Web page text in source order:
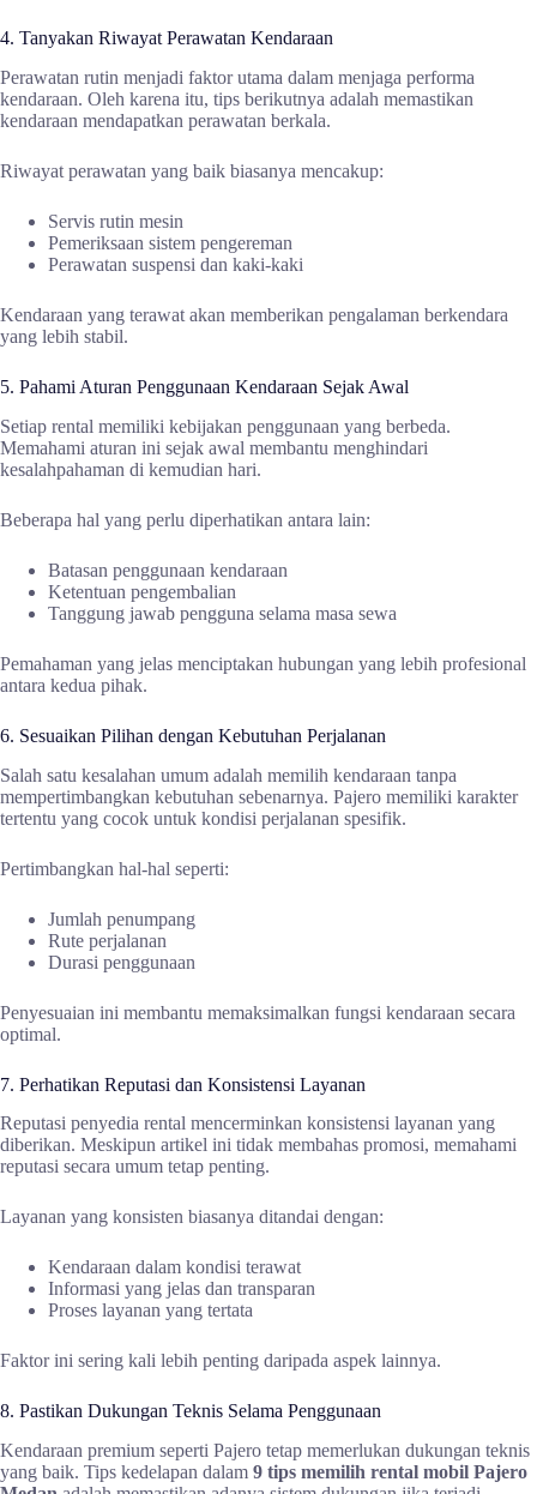
4. Tanyakan Riwayat Perawatan Kendaraan
Perawatan rutin menjadi faktor utama dalam menjaga performa
kendaraan. Oleh karena itu, tips berikutnya adalah memastikan
kendaraan mendapatkan perawatan berkala.
Riwayat perawatan yang baik biasanya mencakup:
Servis rutin mesin
Pemeriksaan sistem pengereman
Perawatan suspensi dan kaki-kaki
Kendaraan yang terawat akan memberikan pengalaman berkendara
yang lebih stabil.
5. Pahami Aturan Penggunaan Kendaraan Sejak Awal
Setiap rental memiliki kebijakan penggunaan yang berbeda.
Memahami aturan ini sejak awal membantu menghindari
kesalahpahaman di kemudian hari.
Beberapa hal yang perlu diperhatikan antara lain:
Batasan penggunaan kendaraan
Ketentuan pengembalian
Tanggung jawab pengguna selama masa sewa
Pemahaman yang jelas menciptakan hubungan yang lebih profesional
antara kedua pihak.
6. Sesuaikan Pilihan dengan Kebutuhan Perjalanan
Salah satu kesalahan umum adalah memilih kendaraan tanpa
mempertimbangkan kebutuhan sebenarnya. Pajero memiliki karakter
tertentu yang cocok untuk kondisi perjalanan spesifik.
Pertimbangkan hal-hal seperti:
Jumlah penumpang
Rute perjalanan
Durasi penggunaan
Penyesuaian ini membantu memaksimalkan fungsi kendaraan secara
optimal.
7. Perhatikan Reputasi dan Konsistensi Layanan
Reputasi penyedia rental mencerminkan konsistensi layanan yang
diberikan. Meskipun artikel ini tidak membahas promosi, memahami
reputasi secara umum tetap penting.
Layanan yang konsisten biasanya ditandai dengan:
Kendaraan dalam kondisi terawat
Informasi yang jelas dan transparan
Proses layanan yang tertata
Faktor ini sering kali lebih penting daripada aspek lainnya.
8. Pastikan Dukungan Teknis Selama Penggunaan
Kendaraan premium seperti Pajero tetap memerlukan dukungan teknis
yang baik. Tips kedelapan dalam 9 tips memilih rental mobil Pajero